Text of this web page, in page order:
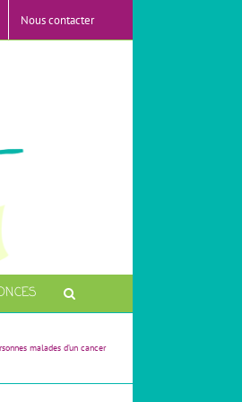
Nous contacter
malades d’un cancer